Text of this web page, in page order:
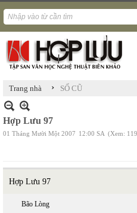
Trang nhà › SỐ CŨ
Hợp Lưu 97
01 Tháng Mười Một 2007 12:00 SA (Xem:
Hợp Lưu 97
Bão Lòng